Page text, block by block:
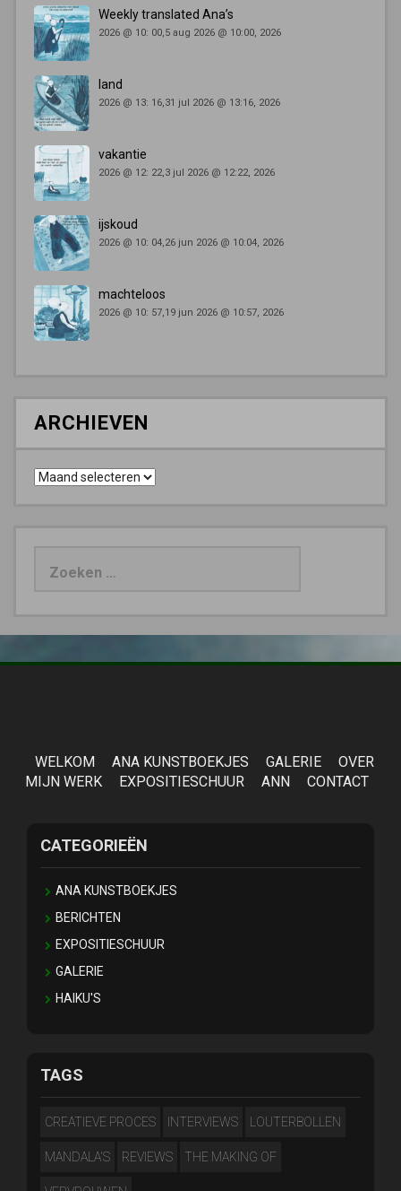
Weekly translated Ana’s
2026 @ 10: 00,5 aug 2026 @ 10:00, 2026
land
2026 @ 13: 16,31 jul 2026 @ 13:16, 2026
vakantie
2026 @ 12: 22,3 jul 2026 @ 12:22, 2026
ijskoud
2026 @ 10: 04,26 jun 2026 @ 10:04, 2026
machteloos
2026 @ 10: 57,19 jun 2026 @ 10:57, 2026
ARCHIEVEN
Archieven
WELKOM ANA KUNSTBOEKJES GALERIE
OVER
MIJN WERK
EXPOSITIESCHUUR ANN CONTACT
CATEGORIEËN
ANA KUNSTBOEKJES
BERICHTEN
EXPOSITIESCHUUR
GALERIE
HAIKU'S
TAGS
CREATIEVE PROCES INTERVIEWS LOUTERBOLLEN
MANDALA'S REVIEWS THE MAKING OF